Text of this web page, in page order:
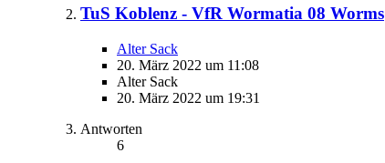
TuS Koblenz - VfR Wormatia 08 Worms
Alter Sack
20. März 2022 um 11:08
Alter Sack
20. März 2022 um 19:31
Antworten
6